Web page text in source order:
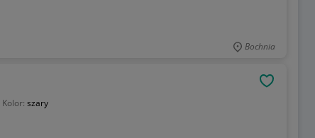
Bochnia
Kolor: szary